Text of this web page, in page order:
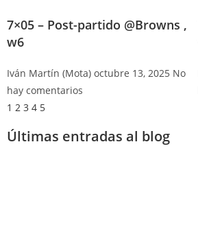
7×05 – Post-partido @Browns ,
w6
Iván Martín (Mota) octubre 13, 2025 No
hay comentarios
1 2 3 4 5
Últimas entradas al blog